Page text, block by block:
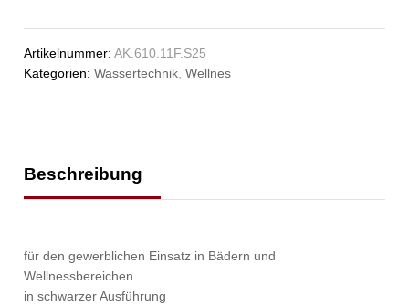
Artikelnummer:AK.610.11F.S25
Kategorien:Wassertechnik,Wellnes
Beschreibung
für den gewerblichen Einsatz in Bädern und
Wellnessbereichen
in schwarzer Ausführung